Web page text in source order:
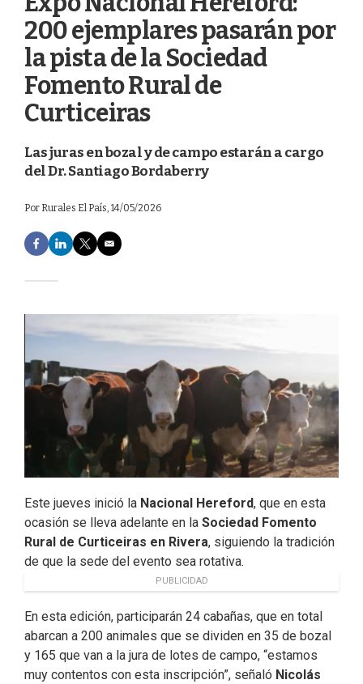
200 ejemplares pasarán por
la pista de la Sociedad
Fomento Rural de
Curticeiras
Las juras en bozal y de campo estarán a cargo
del Dr. Santiago Bordaberry
Por Rurales El País, 14/05/2026
F
a
e
o
o
L
i
d
I
T
w
e
r
E
m
Este jueves inició la Nacional Hereford, que en esta
ocasión se lleva adelante en la Sociedad Fomento
Rural de Curticeiras en Rivera, siguiendo la tradición
de que la sede del evento sea rotativa.
PUBLICIDAD
En esta edición, participarán 24 cabañas, que en total
abarcan a 200 animales que se dividen en 35 de bozal
y 165 que van a la jura de lotes de campo, “estamos
muy contentos con esta inscripción”, señaló Nicolás